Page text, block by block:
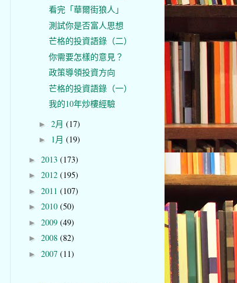
看完「華爾街狼人」
測試你是否富人思想
芒格的投資語錄（二）
你需要怎樣的意見？
政策導領投資方向
芒格的投資語錄（一）
我的10年炒樓經驗
► 2月 (17)
► 1月 (19)
► 2013 (173)
► 2012 (195)
► 2011 (107)
► 2010 (50)
► 2009 (49)
► 2008 (82)
► 2007 (11)